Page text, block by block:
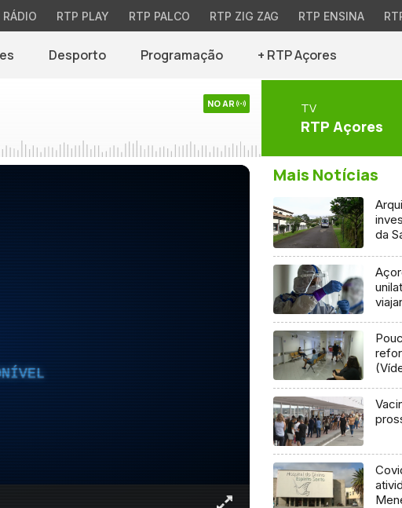
RÁDIO RTP PLAY RTP PALCO RTP ZIG ZAG RTP ENSINA
Desporto Programação + RTP Açores
NO AR TV
RTP Açores
Mais Notícias
da